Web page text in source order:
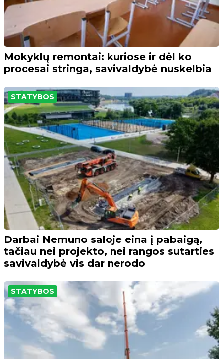
Mokyklų remontai: kuriose ir dėl ko
procesai stringa, savivaldybė nuskelbia
STATYBOS
Darbai Nemuno saloje eina į pabaigą,
tačiau nei projekto, nei rangos sutarties
savivaldybė vis dar nerodo
STATYBOS